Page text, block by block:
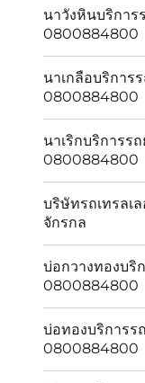
นาวังหินบริกา
0800884800
นาเกลือบริการ
0800884800
นาเริกบริการร
0800884800
บริษัทรถเทรลเ
จักรกล
บ่อกวางทองบริ
0800884800
บ่อทองบริการร
0800884800